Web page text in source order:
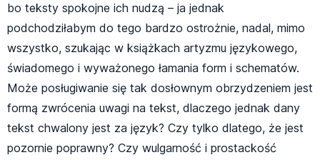
bo teksty spokojne ich nudzą – ja jednak
podchodziłabym do tego bardzo ostrożnie, nadal, mimo
wszystko, szukając w książkach artyzmu językowego,
świadomego i wyważonego łamania form i schematów.
Może posługiwanie się tak dosłownym obrzydzeniem jest
formą zwrócenia uwagi na tekst, dlaczego jednak dany
tekst chwalony jest za język? Czy tylko dlatego, że jest
pozornie poprawny? Czy wulgarność i prostackość